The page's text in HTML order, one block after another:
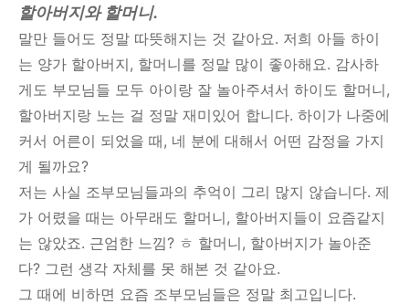
할아버지와 할머니.
말만 들어도 정말 따뜻해지는 것 같아요. 저희 아들 하이
는 양가 할아버지, 할머니를 정말 많이 좋아해요. 감사하
게도 부모님들 모두 아이랑 잘 놀아주셔서 하이도 할머니,
할아버지랑 노는 걸 정말 재미있어 합니다. 하이가 나중에
커서 어른이 되었을 때, 네 분에 대해서 어떤 감정을 가지
게 될까요?
저는 사실 조부모님들과의 추억이 그리 많지 않습니다. 제
가 어렸을 때는 아무래도 할머니, 할아버지들이 요즘같지
는 않았죠. 근엄한 느낌? ㅎ 할머니, 할아버지가 놀아준
다? 그런 생각 자체를 못 해본 것 같아요.
그 때에 비하면 요즘 조부모님들은 정말 최고입니다.